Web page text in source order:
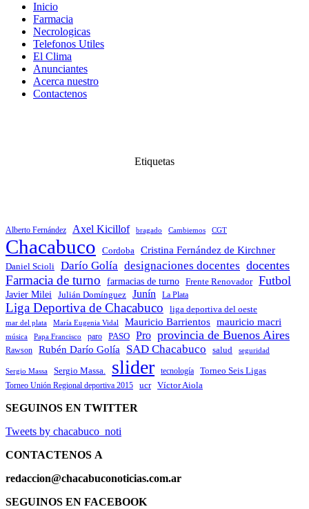
Inicio
Farmacia
Necrologicas
Telefonos Utiles
El Clima
Anunciantes
Acerca nuestro
Contactenos
Etiquetas
Alberto Fernández Axel Kicillof bragado Cambiemos CGT
Chacabuco Cordoba Cristina Fernández de Kirchner
Daniel Scioli Darío Golía designaciones docentes docentes
Farmacia de turno farmacias de turno Frente Renovador Futbol
Javier Milei Julián Domínguez Junín La Plata
Liga Deportiva de Chacabuco liga deportiva del oeste
mar del plata María Eugenia Vidal Mauricio Barrientos mauricio macri
música Papa Francisco paro PASO Pro provincia de Buenos Aires
Rawson Rubén Darío Golía SAD Chacabuco salud seguridad
Sergio Massa Sergio Massa. slider tecnología Torneo Seis Ligas
Torneo Unión Regional deportiva 2015 ucr Víctor Aiola
SEGUINOS EN TWITTER
Tweets by chacabuco_noti
CONTACTENOS A
redaccion@chacabuconoticias.com.ar
SEGUINOS EN FACEBOOK